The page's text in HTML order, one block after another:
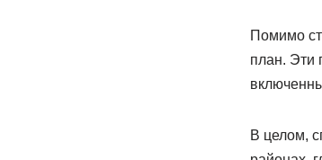
Помимо
план. Эти
В целом,